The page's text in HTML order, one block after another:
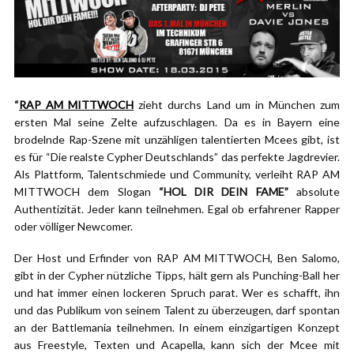
“RAP AM MITTWOCH zieht durchs Land um in München zum
ersten Mal seine Zelte aufzuschlagen. Da es in Bayern eine
brodelnde Rap-Szene mit unzähligen talentierten Mcees gibt, ist
es für “Die realste Cypher Deutschlands” das perfekte Jagdrevier.
Als Plattform, Talentschmiede und Community, verleiht RAP AM
MITTWOCH dem Slogan “HOL DIR DEIN FAME”absolute
Authentizität. Jeder kann teilnehmen. Egal ob erfahrener Rapper
oder völliger Newcomer.
Der Host und Erfinder von RAP AM MITTWOCH, Ben Salomo,
gibt in der Cypher nützliche Tipps, hält gern als Punching-Ball her
und hat immer einen lockeren Spruch parat. Wer es schafft, ihn
und das Publikum von seinem Talent zu überzeugen, darf spontan
an der Battlemania teilnehmen. In einem einzigartigen Konzept
aus Freestyle, Texten und Acapella, kann sich der Mcee mit